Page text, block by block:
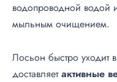
водопроводной водой
мыльным очищением.
Лосьон быстро уходит
доставляетактивные